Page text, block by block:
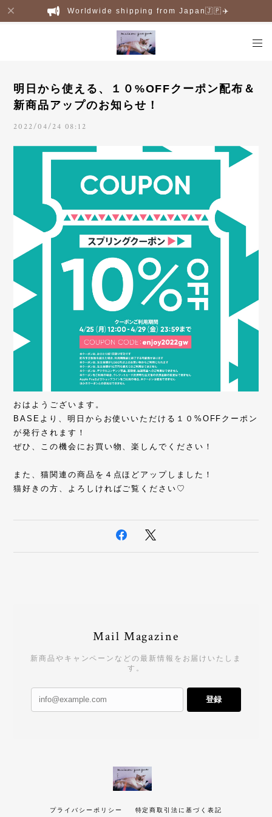
Worldwide shipping from Japan🇯🇵✈️
明日から使える、１０%OFFクーポン配布＆
新商品アップのお知らせ！
2022/04/24 08:12
おはようございます。
BASEより、明日からお使いいただける１０%OFFクーポン
が発行されます！
ぜひ、この機会にお買い物、楽しんでください！
また、猫関連の商品を４点ほどアップしました！
猫好きの方、よろしければご覧ください♡
Mail Magazine
新商品やキャンペーンなどの最新情報をお届けいたしま
す。
登録
プライバシーポリシー 特定商取引法に基づく表記